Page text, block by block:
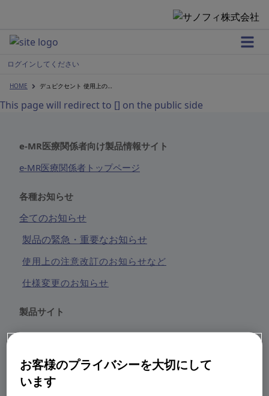
Home
WEB講演会 開催情報
製品情報
領域情報
メディカル情報
ログインしてください
HOME デュピクセント 使用上の注意改定のお知らせ
This page will redirect to [] on the public side
e-MR医療関係者向け製品情報サイト
e-MR医療関係者トップページ
各種お知らせ
全てのお知らせ
製品の緊急・重要なお知らせ
使用上の注意改訂のお知らせなど
仕様変更のお知らせ
製品サイト
アクトヒブ
アピドラ
お客様のプライバシーを大切にして
います